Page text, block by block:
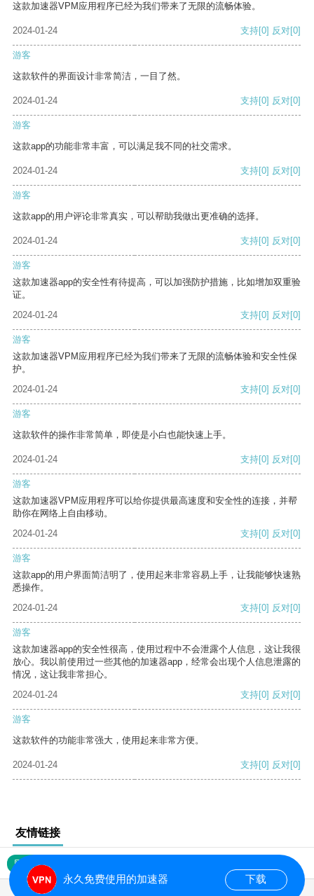
这款加速器VPM应用程序已经为我们带来了无限的流畅体验。
2024-01-24 支持[0] 反对[0]
游客
这款软件的界面设计非常简洁，一目了然。
2024-01-24 支持[0] 反对[0]
游客
这款app的功能非常丰富，可以满足我不同的社交需求。
2024-01-24 支持[0] 反对[0]
游客
这款app的用户评论非常真实，可以帮助我做出更准确的选择。
2024-01-24 支持[0] 反对[0]
游客
这款加速器app的安全性有待提高，可以加强防护措施，比如增加双重验
证。
2024-01-24
支持[0] 反对[0]
游客
这款加速器VPM应用程序已经为我们带来了无限的流畅体验和安全性保
护。
2024-01-24
支持[0] 反对[0]
游客
这款软件的操作非常简单，即使是小白也能快速上手。
2024-01-24 支持[0] 反对[0]
游客
这款加速器VPM应用程序可以给你提供最高速度和安全性的连接，并帮
助你在网络上自由移动。
2024-01-24
支持[0] 反对[0]
游客
这款app的用户界面简洁明了，使用起来非常容易上手，让我能够快速熟
悉操作。
2024-01-24
支持[0] 反对[0]
游客
这款加速器app的安全性很高，使用过程中不会泄露个人信息，这让我很
放心。我以前使用过一些其他的加速器app，经常会出现个人信息泄露的
情况，这让我非常担心。
2024-01-24
支持[0] 反对[0]
游客
这款软件的功能非常强大，使用起来非常方便。
2024-01-24 支持[0] 反对[0]
友情链接
网站地图
永久免费使用的加速器 下载